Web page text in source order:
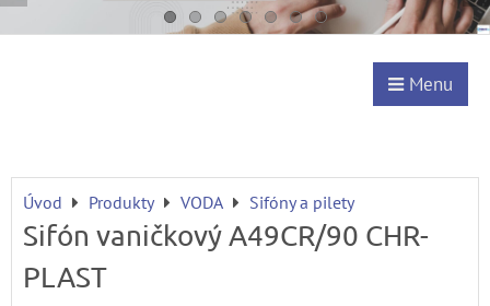
Menu
Úvod Produkty VODA Sifóny a pilety
Sifón vaničkový A49CR/90 CHR-
PLAST